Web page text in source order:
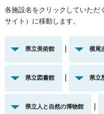
各施設名をクリックしていただ
サイト）に移動します。
県立美術館 横尾
県立図書館 県立
県立人と自然の博物館